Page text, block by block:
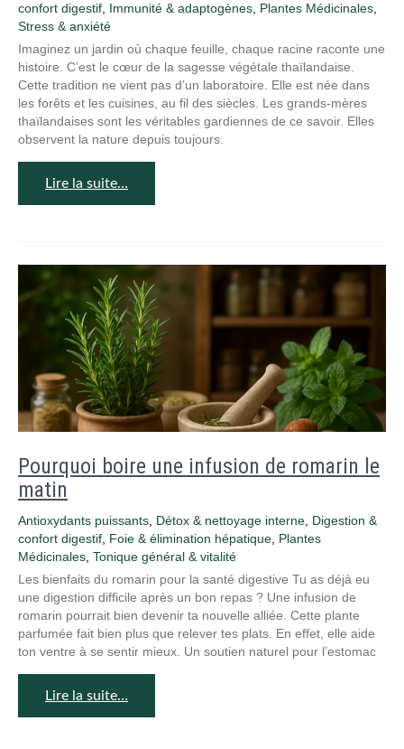
confort digestif Immunité & adaptogènes Plantes Médicinales
Stress & anxiété
Imaginez un jardin où chaque feuille, chaque racine raconte une
histoire. C’est le cœur de la sagesse végétale thaïlandaise.
Cette tradition ne vient pas d’un laboratoire. Elle est née dans
les forêts et les cuisines, au fil des siècles. Les grands-mères
thaïlandaises sont les véritables gardiennes de ce savoir. Elles
observent la nature depuis toujours.
Lire la suite…
Pourquoi boire une infusion de romarin le
matin
Antioxydants puissants Détox & nettoyage interne Digestion &
confort digestif Foie & élimination hépatique Plantes
Médicinales Tonique général & vitalité
Les bienfaits du romarin pour la santé digestive Tu as déjà eu
une digestion difficile après un bon repas ? Une infusion de
romarin pourrait bien devenir ta nouvelle alliée. Cette plante
parfumée fait bien plus que relever tes plats. En effet, elle aide
ton ventre à se sentir mieux. Un soutien naturel pour l’estomac
Lire la suite…